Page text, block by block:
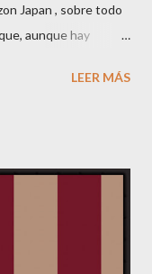
Japan , sobre todo
aunque hay
esta mini-guía. Si
LEER MÁS